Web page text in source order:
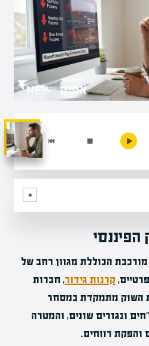
הכוללת מגוון רחב של
קרנות גידור, חברות
השוק מתמקדת במסחר
ונגזרים שונים, והמטרה
והפקת רווחים.